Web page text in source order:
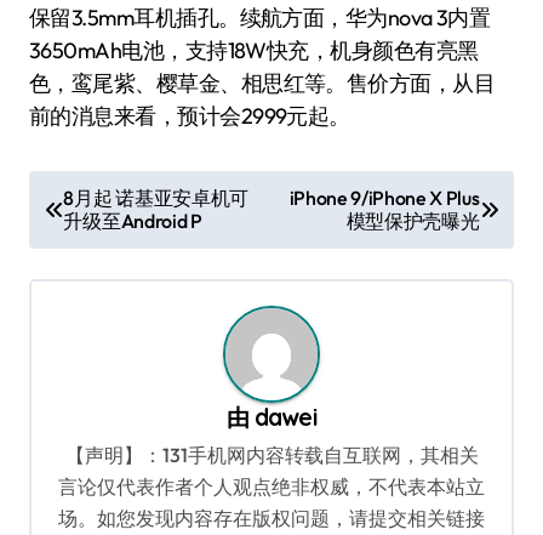
保留3.5mm耳机插孔。续航方面，华为nova 3内置
3650mAh电池，支持18W快充，机身颜色有亮黑
色，鸾尾紫、樱草金、相思红等。售价方面，从目
前的消息来看，预计会2999元起。
章
导
8月起 诺基亚安卓机可
升级至Android P
iPhone 9/iPhone X Plus
模型保护壳曝光
由 dawei
【声明】：131手机网内容转载自互联网，其相关
言论仅代表作者个人观点绝非权威，不代表本站立
场。如您发现内容存在版权问题，请提交相关链接